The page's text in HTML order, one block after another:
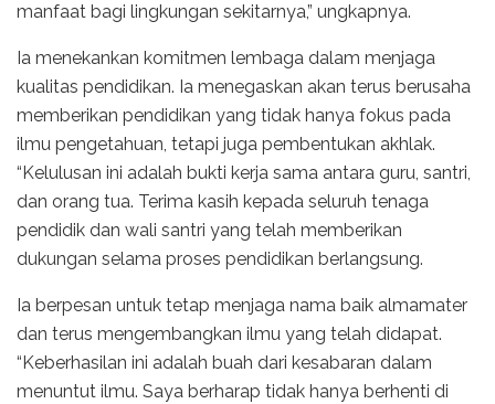
manfaat bagi lingkungan sekitarnya,” ungkapnya.
Ia menekankan komitmen lembaga dalam menjaga
kualitas pendidikan. Ia menegaskan akan terus berusaha
memberikan pendidikan yang tidak hanya fokus pada
ilmu pengetahuan, tetapi juga pembentukan akhlak.
“Kelulusan ini adalah bukti kerja sama antara guru, santri,
dan orang tua. Terima kasih kepada seluruh tenaga
pendidik dan wali santri yang telah memberikan
dukungan selama proses pendidikan berlangsung.
Ia berpesan untuk tetap menjaga nama baik almamater
dan terus mengembangkan ilmu yang telah didapat.
“Keberhasilan ini adalah buah dari kesabaran dalam
menuntut ilmu. Saya berharap tidak hanya berhenti di